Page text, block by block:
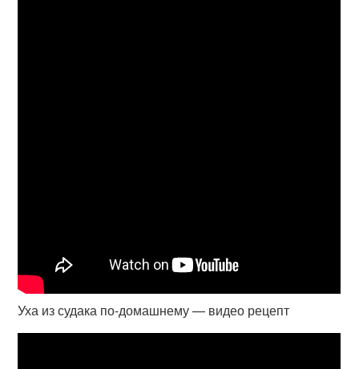
Уха из судака по-домашнему — видео рецепт